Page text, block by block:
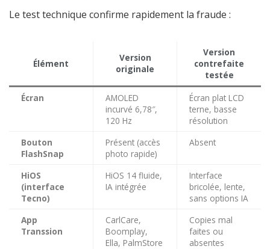
Le test technique confirme rapidement la fraude :
Élément
Version
originale
Version
contrefaite
testée
Écran
AMOLED
incurvé 6,78″,
120 Hz
Écran plat LCD
terne, basse
résolution
Bouton
FlashSnap
Présent (accès
photo rapide)
Absent
HiOS
(interface
Tecno)
HiOS 14 fluide,
IA intégrée
Interface
bricolée, lente,
sans options IA
App
Transsion
CarlCare,
Boomplay,
Ella, PalmStore
Copies mal
faites ou
absentes